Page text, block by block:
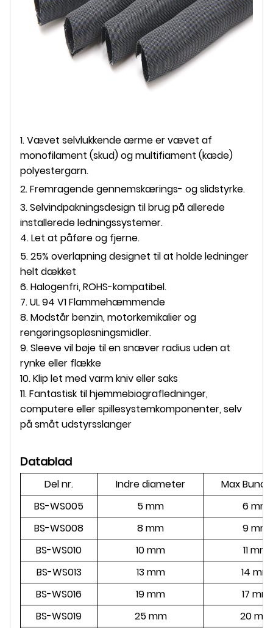
1. Vævet selvlukkende ærme er vævet af
monofilament (skud) og multifiament (kæde)
polyestergarn.
2. Fremragende gennemskærings- og slidstyrke.
3. Selvindpakningsdesign til brug på allerede
installerede ledningssystemer.
4. Let at påføre og fjerne.
5. 25% overlapning designet til at holde ledninger
helt dækket
6. Halogenfri, ROHS-kompatibel.
7. UL 94 V1 Flammehæmmende
8. Modstår benzin, motorkemikalier og
rengøringsopløsningsmidler.
9. Sleeve vil bøje til en snæver radius uden at
rynke eller flække
10. Klip let med varm kniv eller saks
11. Fantastisk til hjemmebiografledninger,
computere eller spillesystemkomponenter, selv
på småt udstyrsslanger
Datablad
Del nr. Indre diameter
Max
BS-WS005
5 mm
6 mm
BS-WS008
8 mm
9 mm
BS-WS010
10 mm
11 mm
BS-WS013
13 mm
14 mm
BS-WS016
19 mm
17 mm
BS-WS019
25 mm 20 mm